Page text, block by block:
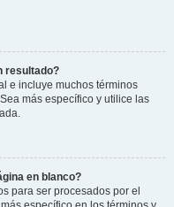
resultado?
e incluye muchos términos
más específico y utilice las
en blanco?
para ser procesados por el